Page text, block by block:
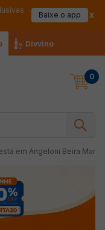
Baixe o app
Divvino
0
em Angeloni Beira Mar